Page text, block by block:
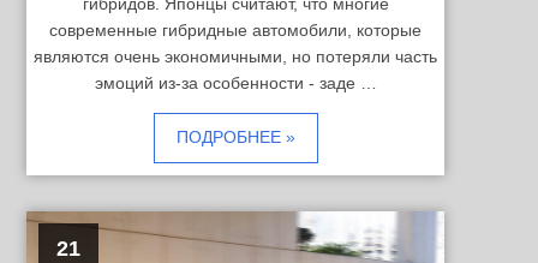
гибридов. Японцы считают, что многие
современные гибридные автомобили, которые
являются очень экономичными, но потеряли часть
эмоций из-за особенности - заде …
ПОДРОБНЕЕ »
21